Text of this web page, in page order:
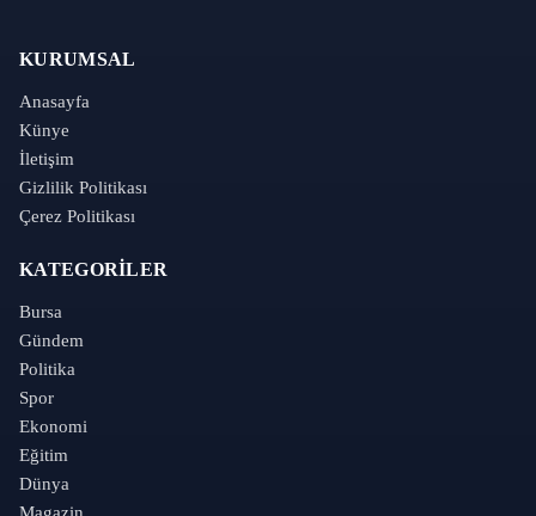
KURUMSAL
Anasayfa
Künye
İletişim
Gizlilik Politikası
Çerez Politikası
KATEGORILER
Bursa
Gündem
Politika
Spor
Ekonomi
Eğitim
Dünya
Magazin